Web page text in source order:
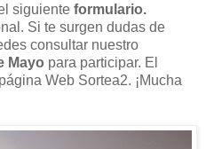
siguiente formulario.
Si te surgen dudas de
consultar nuestro
Mayo para participar. El
Web Sortea2. ¡Mucha